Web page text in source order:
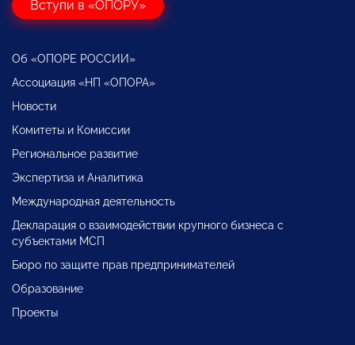
Вступи в «ОПОРУ»
Об «ОПОРЕ РОССИИ»
Ассоциация «НП «ОПОРА»
Новости
Комитеты и Комиссии
Региональное развитие
Экспертиза и Аналитика
Международная деятельность
Декларация о взаимодействии крупного бизнеса с
субъектами МСП
Бюро по защите прав предпринимателей
Образование
Проекты